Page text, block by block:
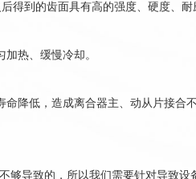
到的齿面具有高的强度、硬度、耐
热、缓慢冷却。
低，造成离合器主、动从片接合
导致的，所以我们需要针对导致设